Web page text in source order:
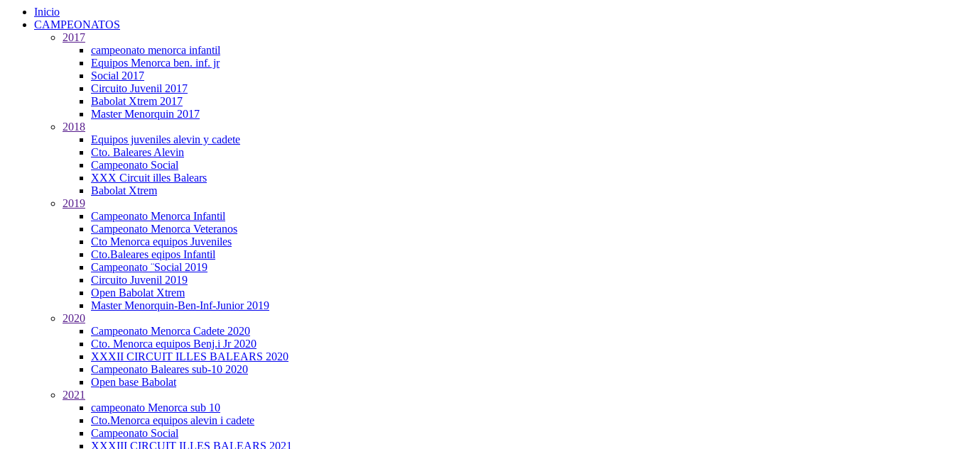
Inicio
CAMPEONATOS
2017
campeonato menorca infantil
Equipos Menorca ben. inf. jr
Social 2017
Circuito Juvenil 2017
Babolat Xtrem 2017
Master Menorquin 2017
2018
Equipos juveniles alevin y cadete
Cto. Baleares Alevin
Campeonato Social
XXX Circuit illes Balears
Babolat Xtrem
2019
Campeonato Menorca Infantil
Campeonato Menorca Veteranos
Cto Menorca equipos Juveniles
Cto.Baleares eqipos Infantil
Campeonato ¨Social 2019
Circuito Juvenil 2019
Open Babolat Xtrem
Master Menorquin-Ben-Inf-Junior 2019
2020
Campeonato Menorca Cadete 2020
Cto. Menorca equipos Benj.i Jr 2020
XXXII CIRCUIT ILLES BALEARS 2020
Campeonato Baleares sub-10 2020
Open base Babolat
2021
campeonato Menorca sub 10
Cto.Menorca equipos alevin i cadete
Campeonato Social
XXXIII CIRCUIT ILLES BALEARS 2021